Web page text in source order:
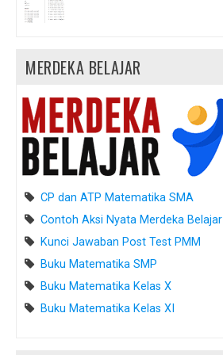
MERDEKA BELAJAR
CP dan ATP Matematika SMA
Contoh Aksi Nyata Merdeka Belajar
Kunci Jawaban Post Test PMM
Buku Matematika SMP
Buku Matematika Kelas X
Buku Matematika Kelas XI